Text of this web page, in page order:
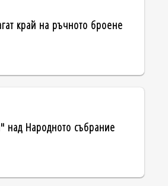
край на ръчното броене
над Народното събрание